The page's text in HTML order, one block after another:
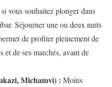
vous souhaitez plonger dans
Séjourner une ou deux nuits
de profiter pleinement de
et de ses marchés, avant de
Michamvi) : Moins